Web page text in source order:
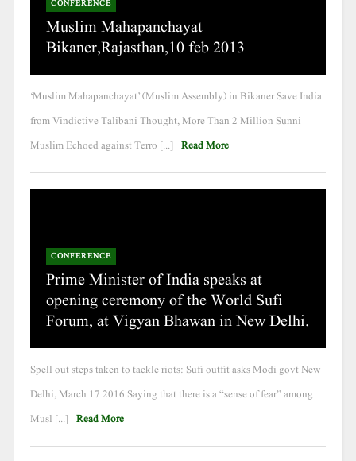
CONFERENCE
Muslim Mahapanchayat
Bikaner,Rajasthan,10 feb 2013
‘Muslim Mahapanchayat’ (Muslim Assembly) in Bikaner Save India
from Vindictive Talibani Thought, More Than 2 Million Sunni
Muslim Echoed against Terro [...] Read More
CONFERENCE
Prime Minister of India speaks at
opening ceremony of the World Sufi
Forum, at Vigyan Bhawan in New Delhi.
Spell out steps taken to tackle riots: Sufi outfit asks Modi govt New
Delhi, March 17 2016 Saying that there is a “sense of fear” among
Musl [...] Read More